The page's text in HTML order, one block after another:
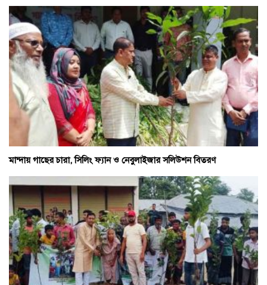
মান্দায় গাছের চারা, সিলিং ফ্যান ও নেবুলাইজার সলিউশন বিতরণ